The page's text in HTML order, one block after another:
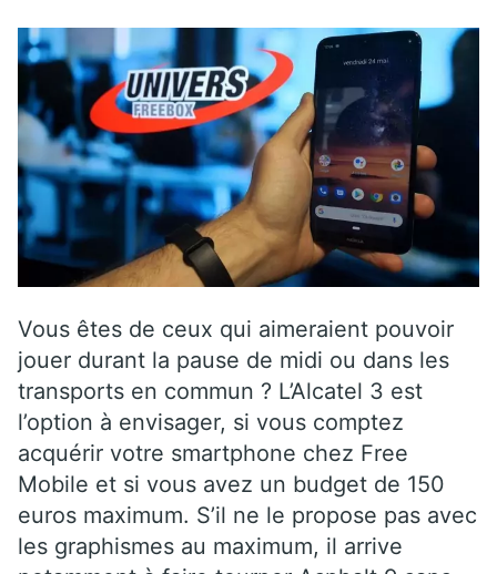
Vous êtes de ceux qui aimeraient pouvoir
jouer durant la pause de midi ou dans les
transports en commun ? L’Alcatel 3 est
l’option à envisager, si vous comptez
acquérir votre smartphone chez Free
Mobile et si vous avez un budget de 150
euros maximum. S’il ne le propose pas avec
les graphismes au maximum, il arrive